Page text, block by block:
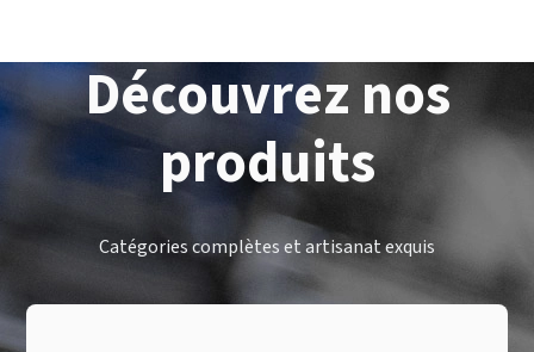
Découvrez nos
produits
Catégories complètes et artisanat exquis